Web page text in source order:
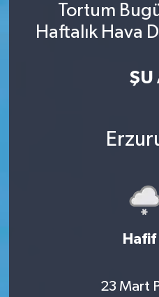
Tortum
Haftalık Hava
ŞU
Hafif
23 Mart
Tüm Manşetler
Son Dakika Haberleri